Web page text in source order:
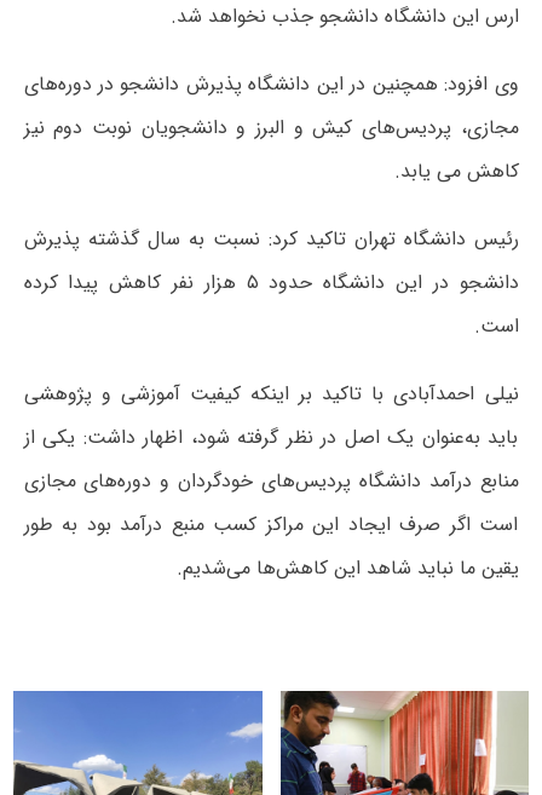
ارس این دانشگاه دانشجو جذب نخواهد شد.
وی افزود: همچنین در این دانشگاه پذیرش دانشجو در دوره‌های
مجازی، پردیس‌های کیش و البرز و دانشجویان نوبت دوم نیز
کاهش می یابد.
رئیس دانشگاه تهران تاکید کرد: نسبت به سال گذشته پذیرش
دانشجو در این دانشگاه حدود ۵ هزار نفر کاهش پیدا کرده
است.
نیلی احمدآبادی با تاکید بر اینکه کیفیت آموزشی و پژوهشی
باید به‌عنوان یک اصل در نظر گرفته شود، اظهار داشت: یکی از
منابع درآمد دانشگاه پردیس‌های خودگردان و دوره‌های مجازی
است اگر صرف ایجاد این مراکز کسب منبع درآمد بود به طور
یقین ما نباید شاهد این کاهش‌ها می‌شدیم.